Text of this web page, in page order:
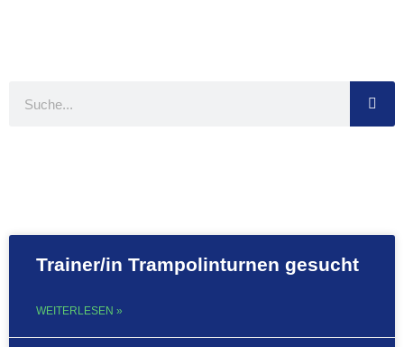
Trainer/in Trampolinturnen gesucht
WEITERLESEN »